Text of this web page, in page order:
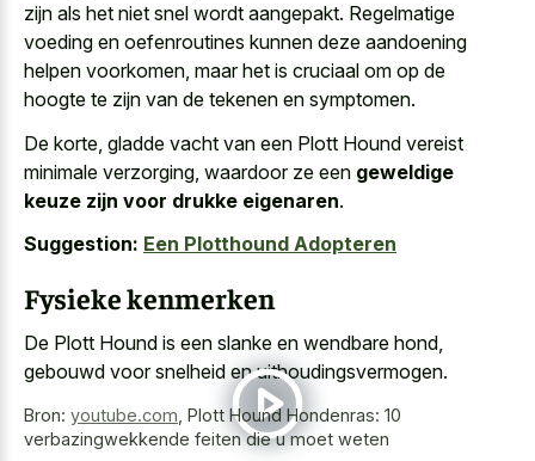
zijn als het niet snel wordt aangepakt. Regelmatige
voeding en oefenroutines kunnen deze aandoening
helpen voorkomen, maar het is cruciaal om op de
hoogte te zijn van de tekenen en symptomen.
De korte, gladde vacht van een Plott Hound vereist
minimale verzorging, waardoor ze een geweldige
keuze zijn voor drukke eigenaren.
Suggestion: Een Plotthound Adopteren
Fysieke kenmerken
De Plott Hound is een slanke en wendbare hond,
gebouwd voor snelheid en uithoudingsvermogen.
Bron: youtube.com Plott Hound Hondenras: 10
verbazingwekkende feiten die u moet weten